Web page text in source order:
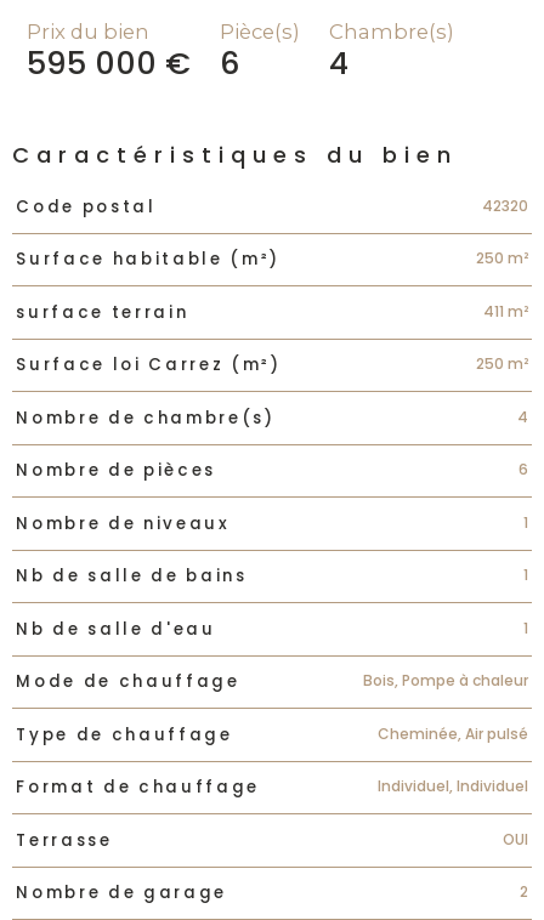
Prix du bien
595 000 €
Pièce(s)
6
Chambre(s)
4
Caractéristiques du bien
Caractéristiques Valeurs
Code postal 42320
Surface habitable (m²) 250 m²
surface terrain 411 m²
Surface loi Carrez (m²) 250 m²
Nombre de chambre(s) 4
Nombre de pièces 6
Nombre de niveaux 1
Nb de salle de bains 1
Nb de salle d'eau 1
Mode de chauffage Bois, Pompe à chaleur
Type de chauffage Cheminée, Air pulsé
Format de chauffage Individuel, Individuel
Terrasse OUI
Nombre de garage 2